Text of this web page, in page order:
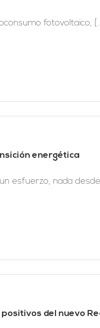
fotovoltaico,
energética
esfuerzo, nada
del nuevo